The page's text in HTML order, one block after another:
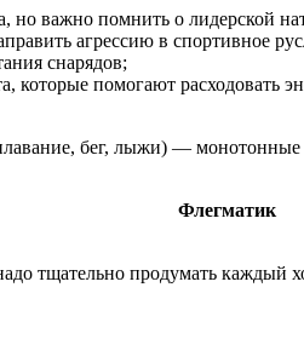
важно помнить о лидерской
агрессию в спортивное
снарядов;
которые помогают расходовать
бег, лыжи) — монотонные
Флегматик
тщательно продумать каждый